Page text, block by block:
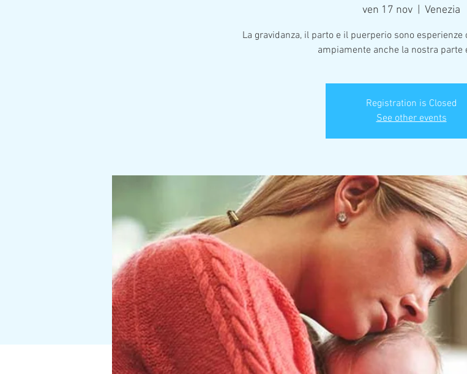
ven 17 nov Venezia
La gravidanza, il parto e il puerperio sono
ampiamente anche la nostra parte
Registration is Closed
See other events